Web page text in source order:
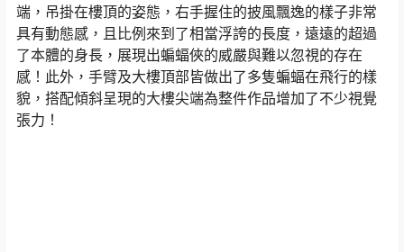
端，吊掛在樓頂的姿態，右手握住的披風飄逸的樣子非常
具有動態感，且比例來到了相當浮誇的長度，遠遠的超過
了本體的身長，展現出蝙蝠俠的威嚴與難以忽視的存在
感！此外，手臂及大樓頂部皆做出了多隻蝙蝠在飛行的樣
貌，搭配傾斜呈現的大樓尖端為整件作品增加了不少視覺
張力！